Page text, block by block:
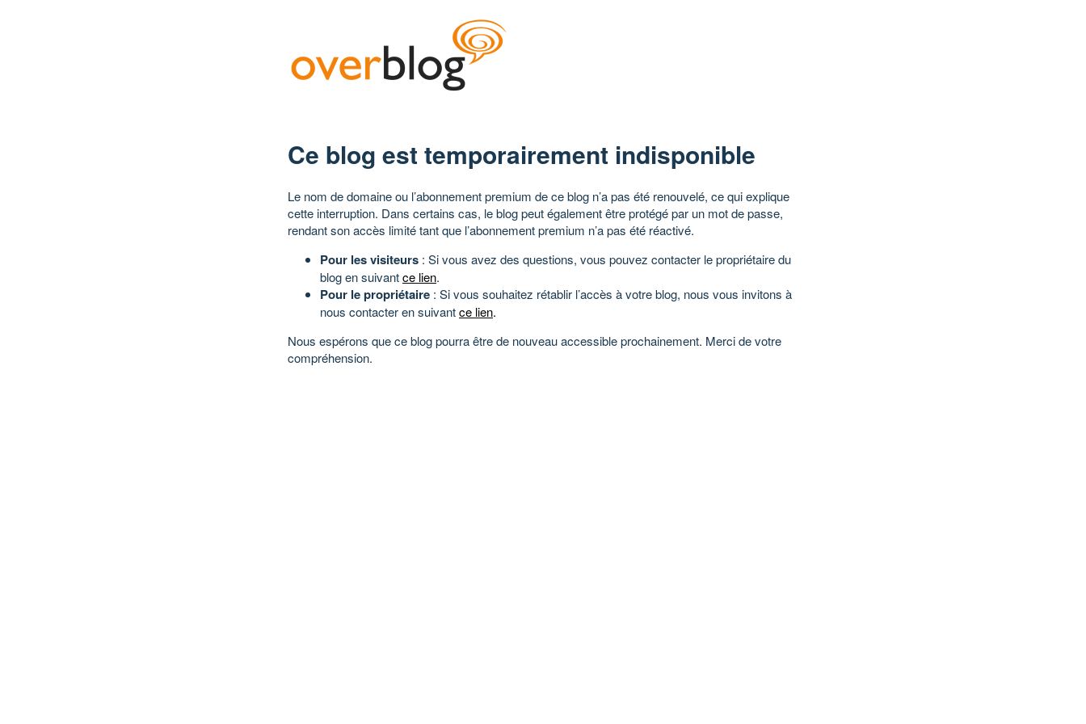
Ce blog est temporairement indisponible
Le nom de domaine ou l’abonnement premium de ce blog n’a pas été renouvelé, ce qui explique
cette interruption. Dans certains cas, le blog peut également être protégé par un mot de passe,
rendant son accès limité tant que l’abonnement premium n’a pas été réactivé.
Pour les visiteurs : Si vous avez des questions, vous pouvez contacter le propriétaire du
blog en suivantce lien.
Pour le propriétaire : Si vous souhaitez rétablir l’accès à votre blog, nous vous invitons à
nous contacter en suivantce lien.
Nous espérons que ce blog pourra être de nouveau accessible prochainement. Merci de votre
compréhension.